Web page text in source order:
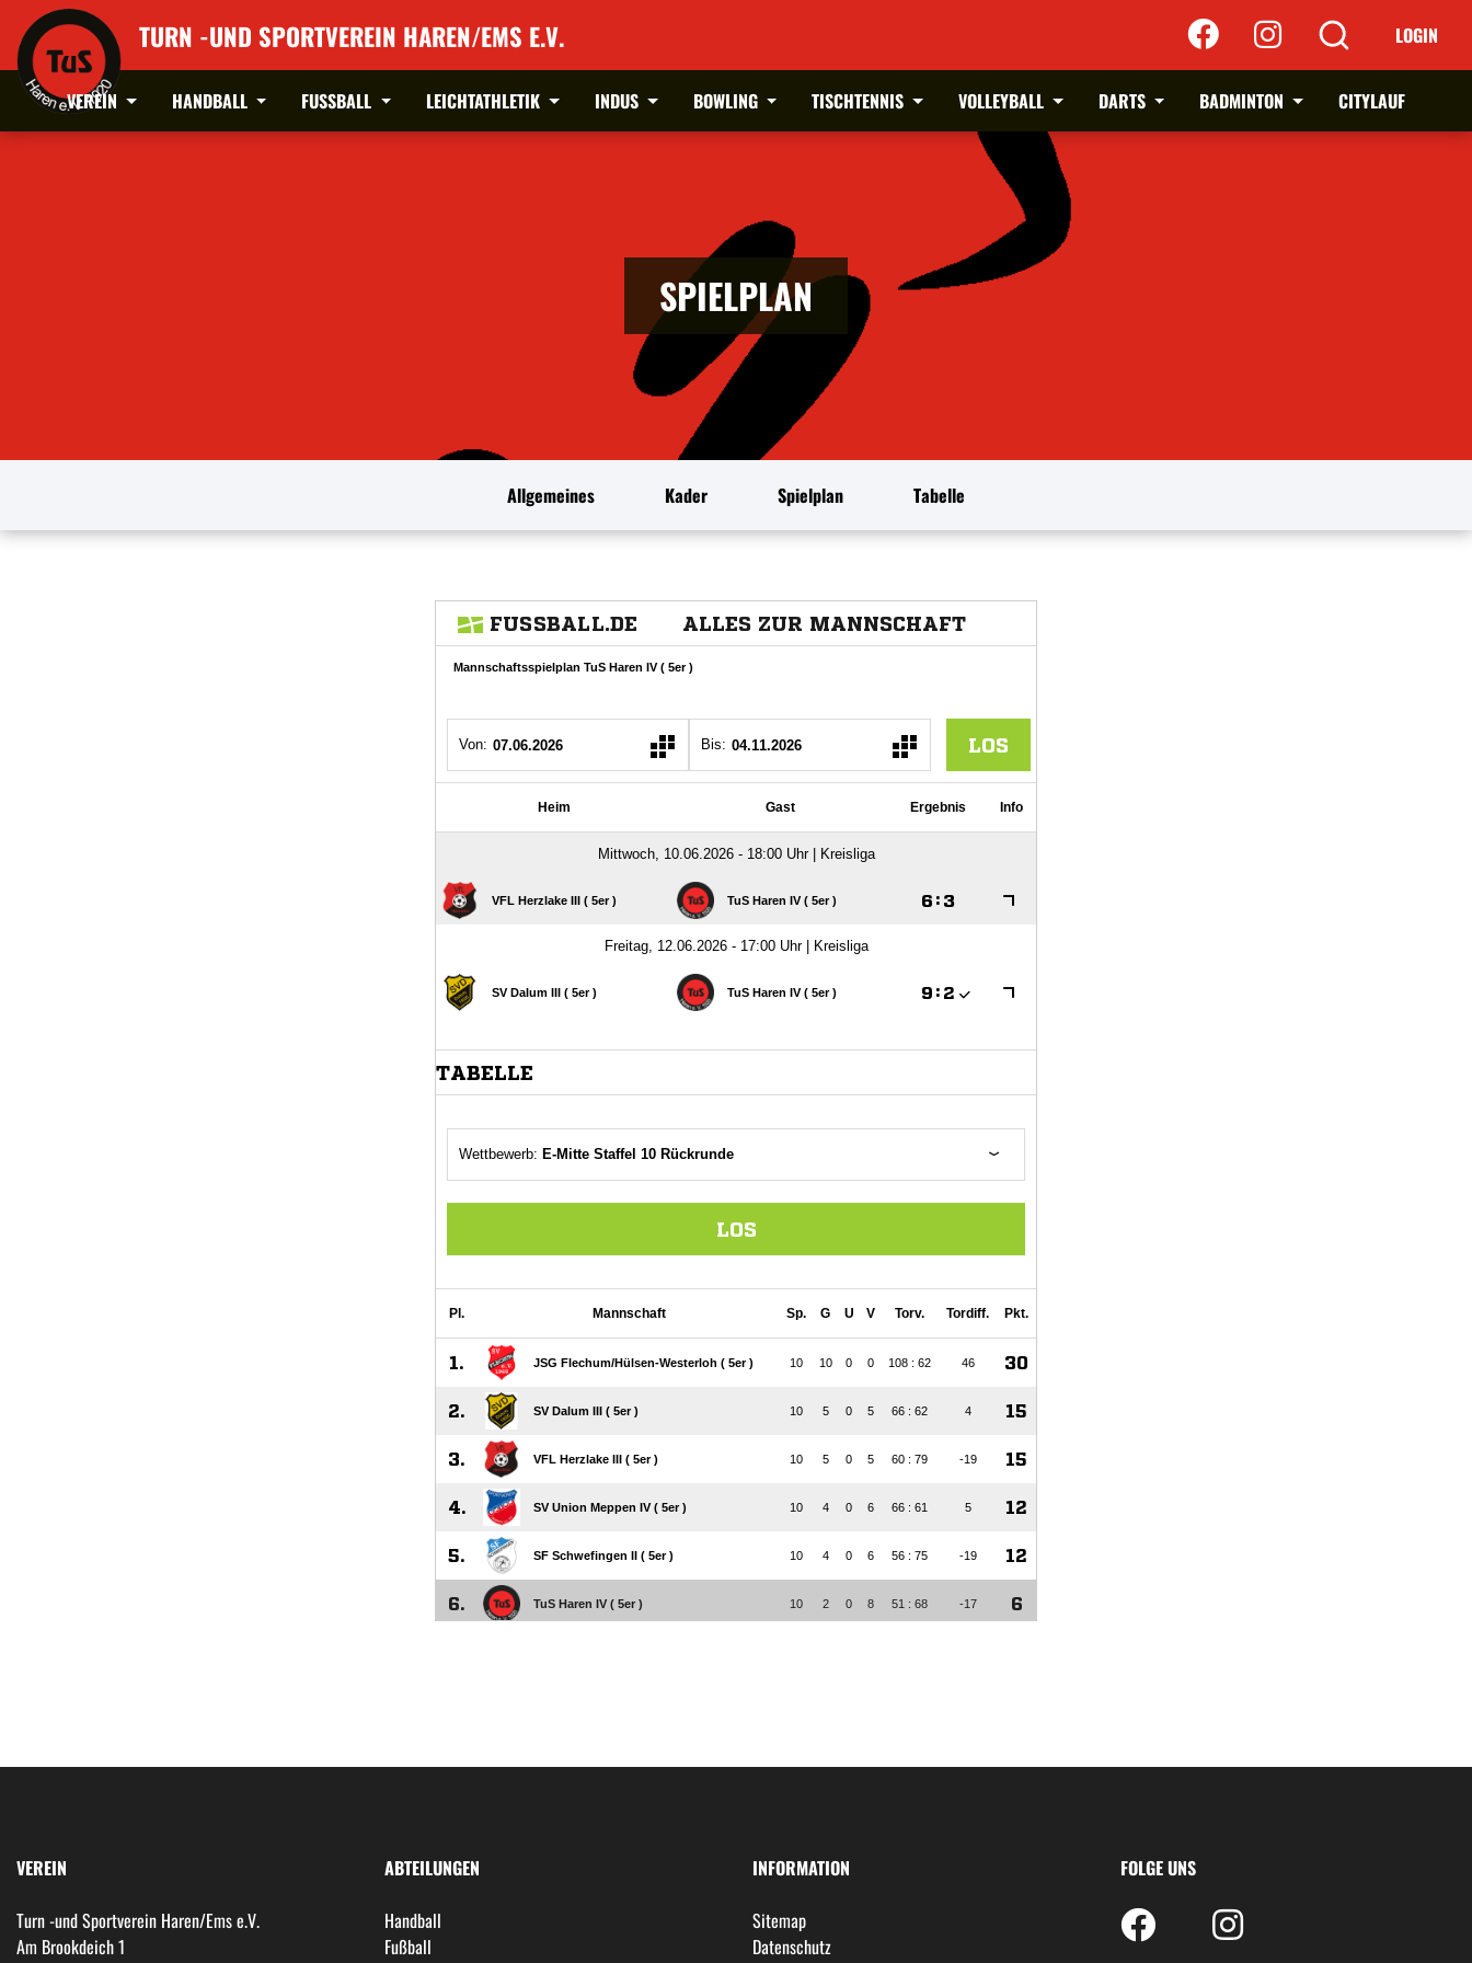
LOGIN
TURN -UND SPORTVEREIN HAREN/EMS E.V.
VEREIN HANDBALL FUSSBALL LEICHTATHLETIK INDUS BOWLING TISCHTENNIS VOLLEYBALL DARTS BADMINTON CITYLAUF
SPIELPLAN
Allgemeines Kader Spielplan Tabelle
VEREIN
Turn -und Sportverein Haren/Ems e.V.
Am Brookdeich 1
ABTEILUNGEN
Handball
Fußball
INFORMATION
Sitemap
Datenschutz
FOLGE UNS